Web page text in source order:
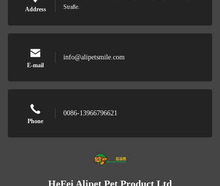
Address
Straße.
E-mail
info@alipetsmile.com
Phone
0086-13966796621
HeFei Alipet Pet Product Ltd